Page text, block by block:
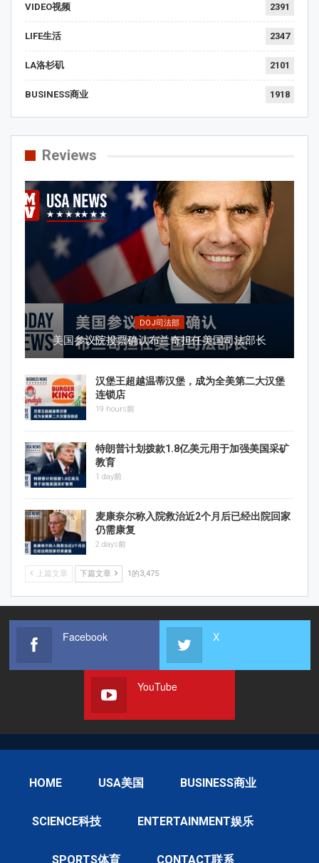
VIDEO视频 2391
LIFE生活 2347
LA洛杉矶 2101
BUSINESS商业 1918
Reviews
DOJ司法部
美国参议院投票确认布兰奇担任美国司法部长
汉堡王超越温蒂汉堡，成为全美第二大汉堡
连锁店
19 hours前
特朗普计划拨款1.8亿美元用于加强美国采矿
教育
1 day前
麦康奈尔称入院救治近2个月后已经出院回家
仍需康复
2 days前
上篇文章 下篇文章 1的3,475
Facebook X
YouTube
HOME USA美国 BUSINESS商业
SCIENCE科技 ENTERTAINMENT娱乐
SPORTS体育 CONTACT联系